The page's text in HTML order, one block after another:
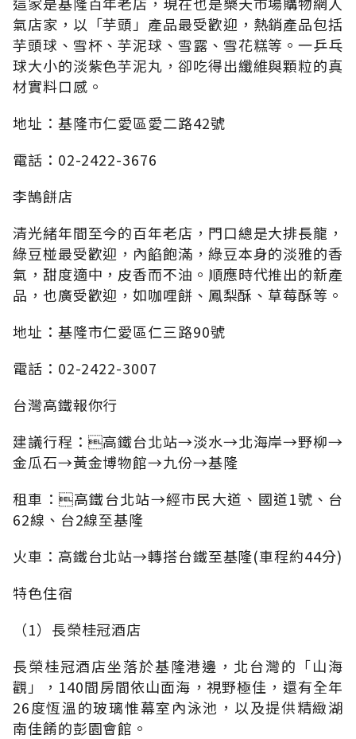
氣店家，以「芋頭」產品最受歡迎，熱銷產品包括
芋頭球、雪杯、芋泥球、雪露、雪花糕等。一乒乓
球大小的淡紫色芋泥丸，卻吃得出纖維與顆粒的真
材實料口感。
地址：基隆市仁愛區愛二路42號
電話：02-2422-3676
李鵠餅店
清光緒年間至今的百年老店，門口總是大排長龍，
綠豆椪最受歡迎，內餡飽滿，綠豆本身的淡雅的香
氣，甜度適中，皮香而不油。順應時代推出的新產
品，也廣受歡迎，如咖哩餅、鳳梨酥、草莓酥等。
地址：基隆市仁愛區仁三路90號
電話：02-2422-3007
台灣高鐵報你行
建議行程：高鐵台北站→淡水→北海岸→野柳→
金瓜石→黃金博物館→九份→基隆
租車：高鐵台北站→經市民大道、國道1號、台
62線、台2線至基隆
火車：高鐵台北站→轉搭台鐵至基隆(車程約44分)
特色住宿
（1）長榮桂冠酒店
長榮桂冠酒店坐落於基隆港邊，北台灣的「山海
觀」，140間房間依山面海，視野極佳，還有全年
26度恆溫的玻璃惟幕室內泳池，以及提供精緻湖
南佳餚的彭園會館。